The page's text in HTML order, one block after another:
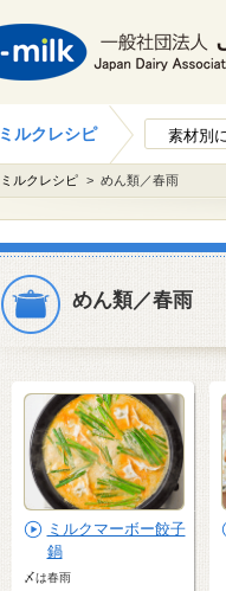
ミルクレシピ 素材別
ミルクレシピ > めん類／春雨
めん類／春雨
ミルクマーボー餃子
鍋
〆は春雨